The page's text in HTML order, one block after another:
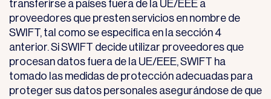
transferirse a países fuera de la UE/EEE a
proveedores que presten servicios en nombre de
SWIFT, tal como se especifica en la sección 4
anterior. Si SWIFT decide utilizar proveedores que
procesan datos fuera de la UE/EEE, SWIFT ha
tomado las medidas de protección adecuadas para
proteger sus datos personales asegurándose de que